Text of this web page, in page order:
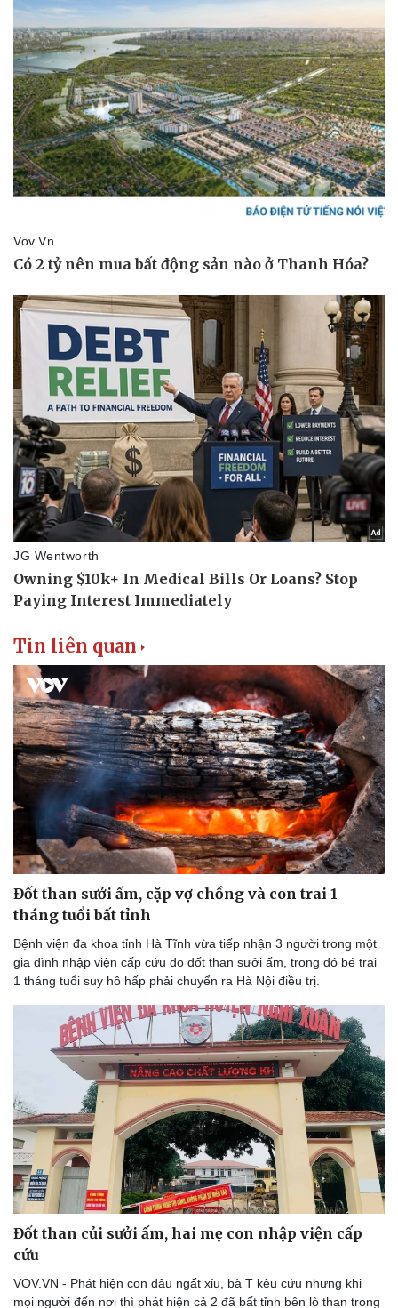
Sức khỏe
Dinh dưỡng - món ngon
Cây thuốc
Nam khoa
Làm đẹp - giảm cân
Ăn sạch sống khỏe
Đời sống
Nhà đẹp
Blog
Tình yêu - Gia đình
Văn hóa
Sân khấu - Điện ảnh
Văn học
Âm nhạc
Di sản
Giải trí
Nghệ sĩ
Thời trang
Sao Việt
Tin liên quan
Đốt than sưởi ấm, cặp vợ chồng và con trai 1
tháng tuổi bất tỉnh
Bệnh viện đa khoa tỉnh Hà Tĩnh vừa tiếp nhận 3 người trong một
gia đình nhập viện cấp cứu do đốt than sưởi ấm, trong đó bé trai
1 tháng tuổi suy hô hấp phải chuyển ra Hà Nội điều trị.
Đốt than củi sưởi ấm, hai mẹ con nhập viện cấp
cứu
VOV.VN - Phát hiện con dâu ngất xỉu, bà T kêu cứu nhưng khi
mọi người đến nơi thì phát hiện cả 2 đã bất tỉnh bên lò than trong